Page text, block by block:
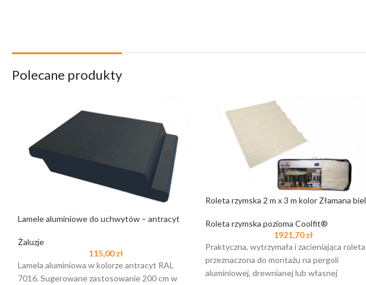
Polecane produkty
Lamele aluminiowe do uchwytów – antracyt
Żaluzje
115,00zł
Lamela aluminiowa w kolorze antracyt RAL
7016. Sugerowane zastosowanie 200 cm w
Roleta rzymska 2 m x 3 m kolor Złamana biel
Roleta rzymska pozioma Coolfit®
1921,70zł
Praktyczna, wytrzymała i zacieniająca roleta
przeznaczona do montażu na pergoli
aluminiowej, drewnianej lub własnej